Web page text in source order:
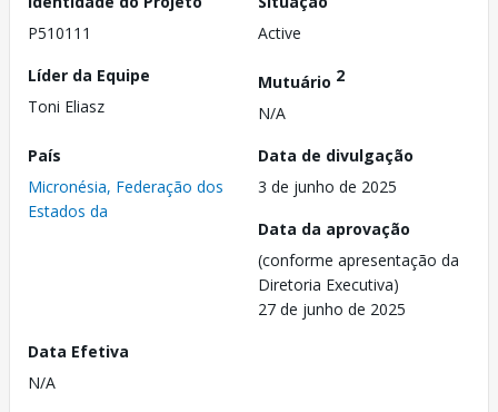
P510111
Active
Líder da Equipe
Toni Eliasz
Mutuário 2
N/A
País
Micronésia, Federação dos
Estados da
Data de divulgação
3 de junho de 2025
Data da aprovação
(conforme apresentação da
Diretoria Executiva)
27 de junho de 2025
Data Efetiva
N/A